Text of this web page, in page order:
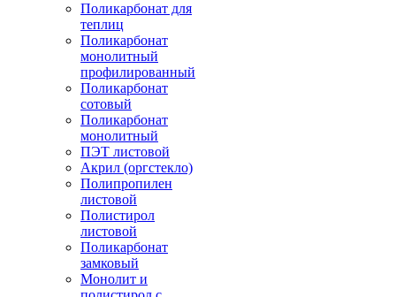
Поликарбонат для
теплиц
Поликарбонат
монолитный
профилированный
Поликарбонат
сотовый
Поликарбонат
монолитный
ПЭТ листовой
Акрил (оргстекло)
Полипропилен
листовой
Полистирол
листовой
Поликарбонат
замковый
Монолит и